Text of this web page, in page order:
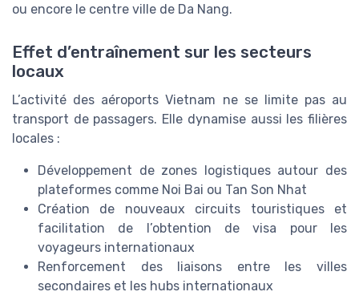
ou encore le centre ville de Da Nang.
Effet d’entraînement sur les secteurs
locaux
L’activité des aéroports Vietnam ne se limite pas au
transport de passagers. Elle dynamise aussi les filières
locales :
Développement de zones logistiques autour des
plateformes comme Noi Bai ou Tan Son Nhat
Création de nouveaux circuits touristiques et
facilitation de l’obtention de visa pour les
voyageurs internationaux
Renforcement des liaisons entre les villes
secondaires et les hubs internationaux